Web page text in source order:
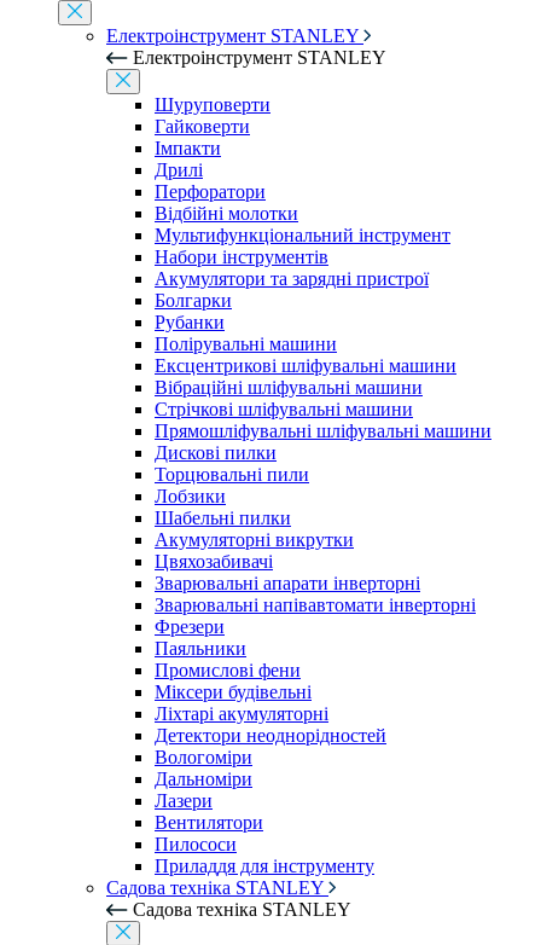
Електроінструмент STANLEY
Електроінструмент STANLEY
Шуруповерти
Гайковерти
Імпакти
Дрилі
Перфоратори
Відбійні молотки
Мультифункціональний інструмент
Набори інструментів
Акумулятори та зарядні пристрої
Болгарки
Рубанки
Полірувальні машини
Ексцентрикові шліфувальні машини
Вібраційні шліфувальні машини
Стрічкові шліфувальні машини
Прямошліфувальні шліфувальні машини
Дискові пилки
Торцювальні пили
Лобзики
Шабельні пилки
Акумуляторні викрутки
Цвяхозабивачі
Зварювальні апарати інверторні
Зварювальні напівавтомати інверторні
Фрезери
Паяльники
Промислові фени
Міксери будівельні
Ліхтарі акумуляторні
Детектори неоднорідностей
Вологоміри
Дальноміри
Лазери
Вентилятори
Пилососи
Приладдя для інструменту
Садова техніка STANLEY
Садова техніка STANLEY